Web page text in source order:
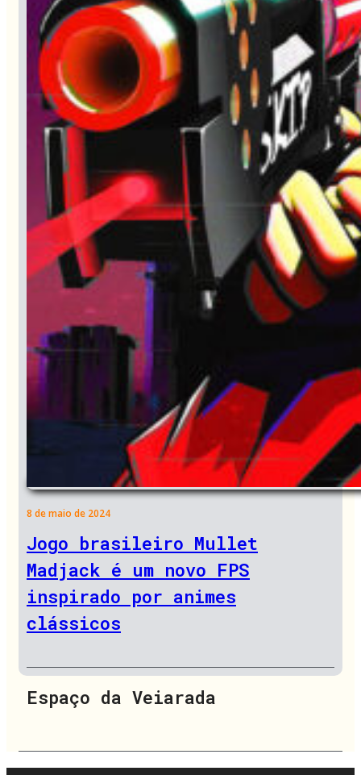
8 de maio de 2024
Jogo brasileiro Mullet
Madjack é um novo FPS
inspirado por animes
clássicos
Espaço da Veiarada